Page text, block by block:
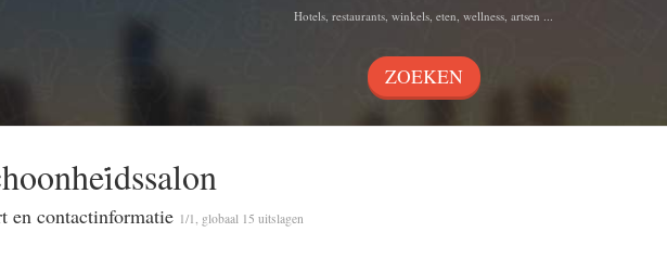
Hotels, restaurants, winkels, eten, wellness, artsen ...
en contactinformatie 1/1, globaal 15 uitslagen